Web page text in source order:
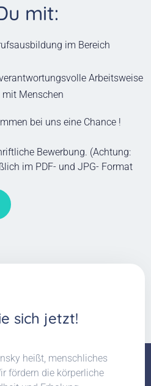
mit:
im Bereich
Arbeitsweise
mit Menschen
bei uns eine Chance !
Bewerbung. (Achtung:
im PDF- und JPG- Format
sich jetzt!
heißt, menschliches
fördern die körperliche